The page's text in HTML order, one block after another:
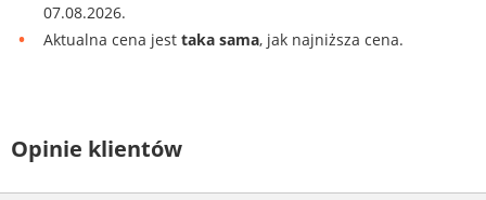
07.08.2026.
Aktualna cena jest taka sama, jak najniższa cena.
Opinie klientów